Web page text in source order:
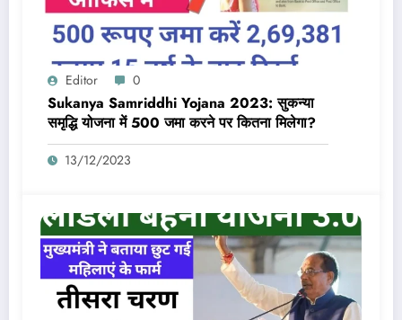
Editor 0
Sukanya Samriddhi Yojana 2023: सुकन्या
समृद्धि योजना में 500 जमा करने पर कितना मिलेगा?
13/12/2023